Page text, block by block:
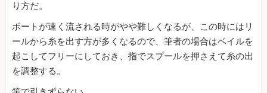
り方だ。
ボートが速く流される時がやや難しくなるが、この時にはリ
ールから糸を出す方が多くなるので、筆者の場合はベイルを
起こしてフリーにしておき、指でスプールを押さえて糸の出
を調整する。